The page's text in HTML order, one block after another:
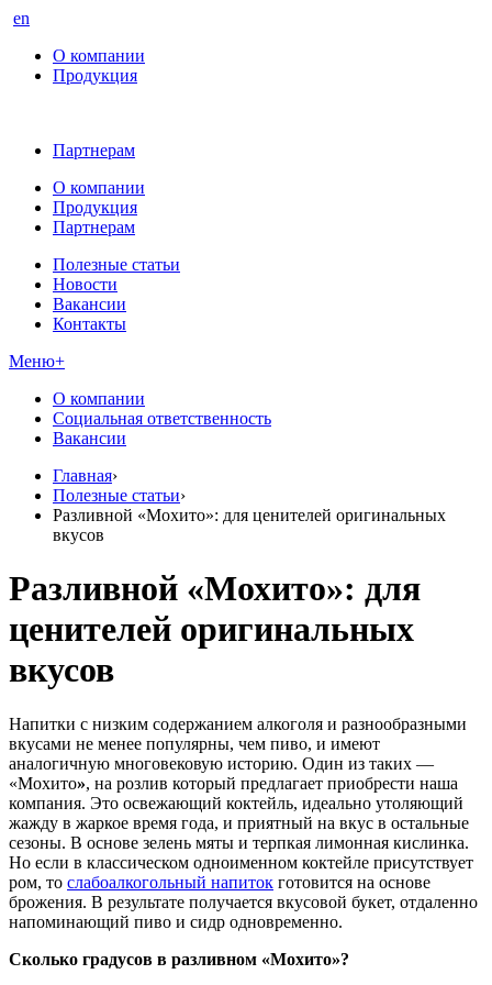
en
О компании
Продукция
Партнерам
О компании
Продукция
Партнерам
Полезные статьи
Новости
Вакансии
Контакты
Меню+
О компании
Социальная ответственность
Вакансии
Главная›
Полезные статьи›
Разливной «Мохито»: для ценителей оригинальных
вкусов
Разливной «Мохито»: для
ценителей оригинальных
вкусов
Напитки с низким содержанием алкоголя и разнообразными
вкусами не менее популярны, чем пиво, и имеют
аналогичную многовековую историю. Один из таких —
«Мохито», на розлив который предлагает приобрести наша
компания. Это освежающий коктейль, идеально утоляющий
жажду в жаркое время года, и приятный на вкус в остальные
сезоны. В основе зелень мяты и терпкая лимонная кислинка.
Но если в классическом одноименном коктейле присутствует
ром, то слабоалкогольный напиток готовится на основе
брожения. В результате получается вкусовой букет, отдаленно
напоминающий пиво и сидр одновременно.
Cколько градусов в разливном «Мохито»?